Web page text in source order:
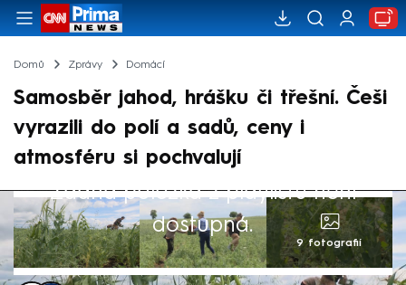
Domů Zprávy Domácí
Samosběr jahod, hrášku či třešní. Češi
vyrazili do polí a sadů, ceny i
atmosféru si pochvalují
Žádná položka z playlistu není
dostupná.
9 fotografií